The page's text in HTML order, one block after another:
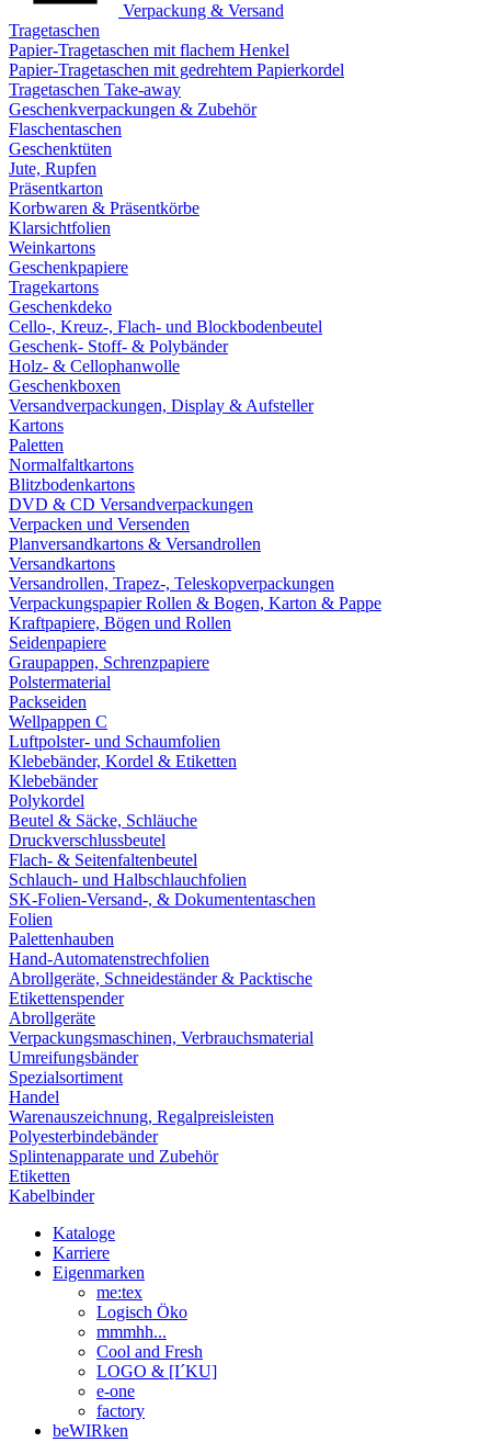
Verpackung & Versand
Tragetaschen
Papier-Tragetaschen mit flachem Henkel
Papier-Tragetaschen mit gedrehtem Papierkordel
Tragetaschen Take-away
Geschenkverpackungen & Zubehör
Flaschentaschen
Geschenktüten
Jute, Rupfen
Präsentkarton
Korbwaren & Präsentkörbe
Klarsichtfolien
Weinkartons
Geschenkpapiere
Tragekartons
Geschenkdeko
Cello-, Kreuz-, Flach- und Blockbodenbeutel
Geschenk- Stoff- & Polybänder
Holz- & Cellophanwolle
Geschenkboxen
Versandverpackungen, Display & Aufsteller
Kartons
Paletten
Normalfaltkartons
Blitzbodenkartons
DVD & CD Versandverpackungen
Verpacken und Versenden
Planversandkartons & Versandrollen
Versandkartons
Versandrollen, Trapez-, Teleskopverpackungen
Verpackungspapier Rollen & Bogen, Karton & Pappe
Kraftpapiere, Bögen und Rollen
Seidenpapiere
Graupappen, Schrenzpapiere
Polstermaterial
Packseiden
Wellpappen C
Luftpolster- und Schaumfolien
Klebebänder, Kordel & Etiketten
Klebebänder
Polykordel
Beutel & Säcke, Schläuche
Druckverschlussbeutel
Flach- & Seitenfaltenbeutel
Schlauch- und Halbschlauchfolien
SK-Folien-Versand-, & Dokumententaschen
Folien
Palettenhauben
Hand-Automatenstrechfolien
Abrollgeräte, Schneideständer & Packtische
Etikettenspender
Abrollgeräte
Verpackungsmaschinen, Verbrauchsmaterial
Umreifungsbänder
Spezialsortiment
Handel
Warenauszeichnung, Regalpreisleisten
Polyesterbindebänder
Splintenapparate und Zubehör
Etiketten
Kabelbinder
Kataloge
Karriere
Eigenmarken
me:tex
Logisch Öko
mmmhh...
Cool and Fresh
LOGO & [I´KU]
e-one
factory
beWIRken